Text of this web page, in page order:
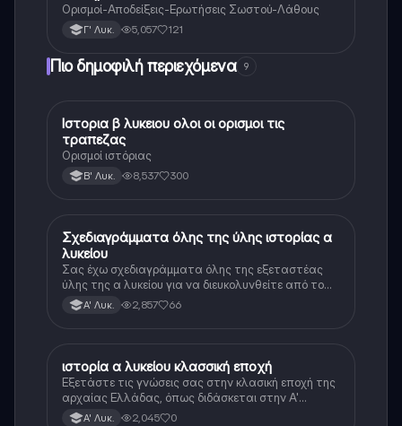
Ορισμοί-Αποδείξεις-Ερωτήσεις Σωστού-Λάθους
Γ' Λυκ. 5,057 121
Πιο δημοφιλή περιεχόμενα 9
Ιστορία
Ιστορια β λυκειου ολοι οι ορισμοι τις
τραπεζας
Ορισμοί ιστόριας
Β' Λυκ. 8,537 300
Ιστορία
Σχεδιαγράμματα όλης της ύλης ιστορίας α
λυκείου
Σας έχω σχεδιαγράμματα όλης της εξεταστέας
ύλης της α λυκείου για να διευκολυνθείτε από το
τεράστιο βάρος του βιβλίου
Α' Λυκ. 2,857 66
Ιστορία
ιστορία α λυκείου κλασσική εποχή
Εξετάστε τις γνώσεις σας στην κλασική εποχή της
αρχαίας Ελλάδας, όπως διδάσκεται στην Α'
Λυκείου.
Α' Λυκ. 2,045 0